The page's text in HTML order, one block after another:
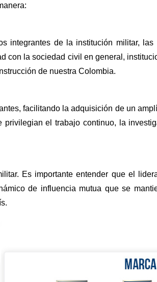
integrantes de la institución militar,
con la sociedad civil en general,
de nuestra Colombia.
facilitando la adquisición de un
el trabajo continuo, la
Es importante entender que el
de influencia mutua que se